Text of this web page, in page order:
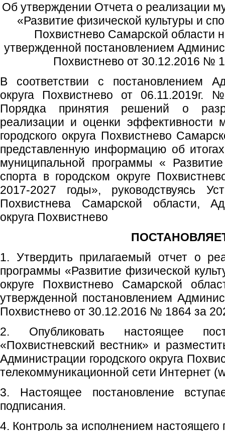
Об утверждении Отчета о реализации
«Развитие физической культуры и
Похвистнево Самарской области
утвержденной постановлением
Похвистнево от 30.12.2016 №
В соответствии с постановлением
округа Похвистнево от 06.11.2019г.
Порядка принятия решений о
реализации и оценки эффективности
городского округа Похвистнево
представленную информацию об
муниципальной программы «
спорта в городском округе
2017-2027 годы», руководствуясь
Похвистнева Самарской области,
округа Похвистнево
1. Утвердить прилагаемый отчет о
программы «Развитие физической
округе Похвистнево Самарской
утвержденной постановлением
Похвистнево от 30.12.2016 № 1864 за
2. Опубликовать настоящее
«Похвистневский вестник» и
Администрации городского округа
телекоммуникационной сети Интернет
3. Настоящее постановление
подписания.
4. Контроль за исполнением настоящего